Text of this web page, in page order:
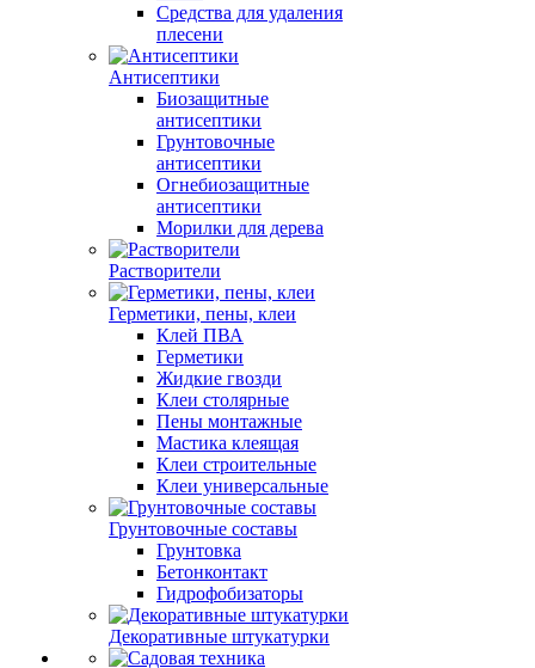
Средства для удаления
плесени
Антисептики
Биозащитные
антисептики
Грунтовочные
антисептики
Огнебиозащитные
антисептики
Морилки для дерева
Растворители
Герметики, пены, клеи
Клей ПВА
Герметики
Жидкие гвозди
Клеи столярные
Пены монтажные
Мастика клеящая
Клеи строительные
Клеи универсальные
Грунтовочные составы
Грунтовка
Бетонконтакт
Гидрофобизаторы
Декоративные штукатурки